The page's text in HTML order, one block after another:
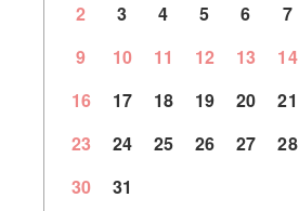
2
3 4 5 6 7
9
10 11 12 13 14
16
17 18 19 20 21
23
24 25 26 27 28
30
31